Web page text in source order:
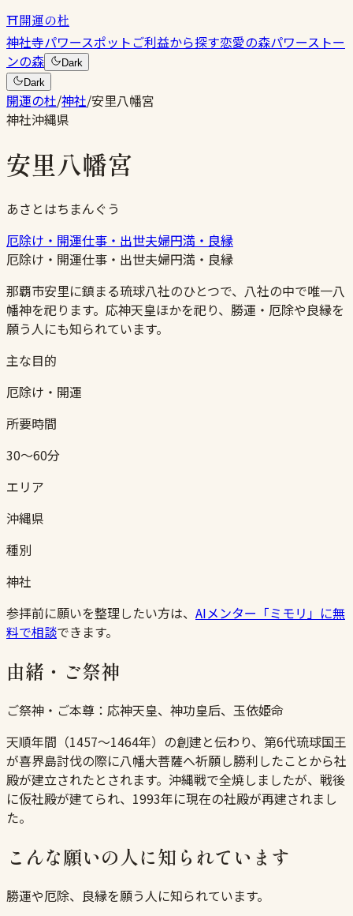
⛩開運の杜
神社寺パワースポットご利益から探す恋愛の森パワーストー
ンの森
Dark
Dark
開運の杜/神社/安里八幡宮
神社沖縄県
安里八幡宮
あさとはちまんぐう
厄除け・開運仕事・出世夫婦円満・良縁
厄除け・開運仕事・出世夫婦円満・良縁
那覇市安里に鎮まる琉球八社のひとつで、八社の中で唯一八
幡神を祀ります。応神天皇ほかを祀り、勝運・厄除や良縁を
願う人にも知られています。
主な目的
厄除け・開運
所要時間
30〜60分
エリア
沖縄県
種別
神社
参拝前に願いを整理したい方は、 AIメンター「ミモリ」に無
料で相談できます。
由緒・ご祭神
ご祭神・ご本尊： 応神天皇、神功皇后、玉依姫命
天順年間（1457〜1464年）の創建と伝わり、第6代琉球国王
が喜界島討伐の際に八幡大菩薩へ祈願し勝利したことから社
殿が建立されたとされます。沖縄戦で全焼しましたが、戦後
に仮社殿が建てられ、1993年に現在の社殿が再建されまし
た。
こんな願いの人に知られています
勝運や厄除、良縁を願う人に知られています。